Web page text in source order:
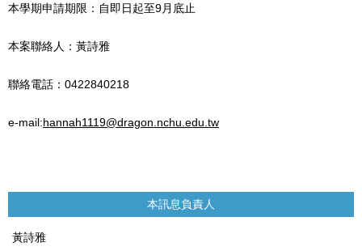
本學期申請期限：自即日起至9月底止
本案聯絡人：黃詩雅
聯絡電話：0422840218
e-mail:hannah1119@dragon.nchu.edu.tw
本訊息負責人
黃詩雅